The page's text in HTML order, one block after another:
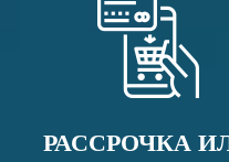
РАССРОЧКА